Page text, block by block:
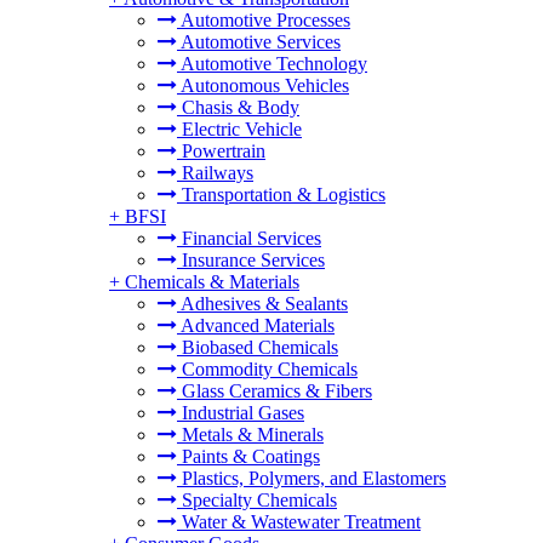
Automotive Processes
Automotive Services
Automotive Technology
Autonomous Vehicles
Chasis & Body
Electric Vehicle
Powertrain
Railways
Transportation & Logistics
+ BFSI
Financial Services
Insurance Services
+ Chemicals & Materials
Adhesives & Sealants
Advanced Materials
Biobased Chemicals
Commodity Chemicals
Glass Ceramics & Fibers
Industrial Gases
Metals & Minerals
Paints & Coatings
Plastics, Polymers, and Elastomers
Specialty Chemicals
Water & Wastewater Treatment